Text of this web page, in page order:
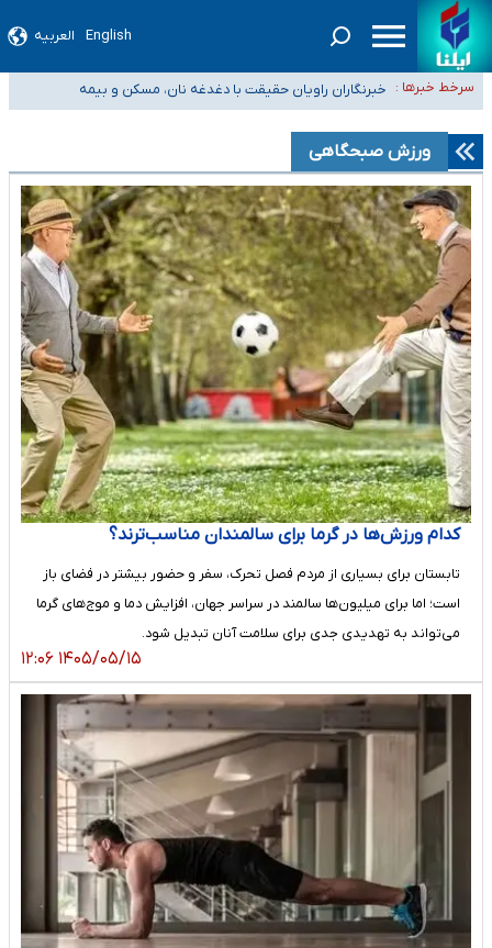
English العربیه
سرخط خبرها :
تعویق آزمون ورودی دکترای تخصصی فرماندهی صحنه عملیات و دکترای
تخصصی جغرافیای نظامی دافوس آجا
خبرنگاران راویان حقیقت با دغدغه نان، مسکن و بیمه
آستانه هشدار
هیچ پرستاری بازداشت یا اخراج نشده است/ از رئیس جمهور خواستیم ورود کند
ثبت‌نام بخش عمده دانش‌آموزان مدارس ایرانی امارات در کشور/ درباره محصلان
باقی‌مانده در دبی متناسب با شرایط جدید تصمیم‌گیری می‌شود
ورزش صبحگاهی
کدام ورزش‌ها در گرما برای سالمندان مناسب‌ترند؟
تابستان برای بسیاری از مردم فصل تحرک، سفر و حضور بیشتر در فضای باز
است؛ اما برای میلیون‌ها سالمند در سراسر جهان، افزایش دما و موج‌های گرما
می‌تواند به تهدیدی جدی برای سلامت آنان تبدیل شود.
۱۴۰۵/۰۵/۱۵ ۱۲:۰۶